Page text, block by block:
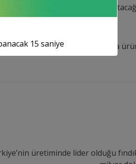
sonra soyma işlemine tabi
genellikle 1,5-2 ton arasında
üretiminde lider olduğu
14 saniye